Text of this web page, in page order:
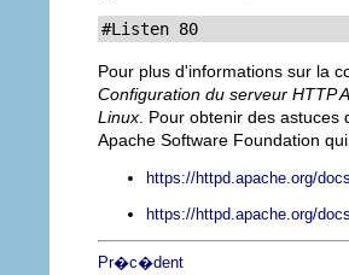
#Listen 80
Pour plus d'informations sur la
Configuration du serveur
Linux . Pour obtenir des
Apache Software Foundation
https://httpd.apache.org/
https://httpd.apache.org/
Pr�c�dent